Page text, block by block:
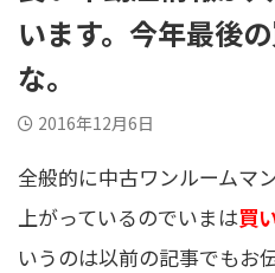
います。今年最後
な。
2016年12月6日
全般的に中古ワンルームマ
上がっているのでいまは買
いうのは以前の記事でもお